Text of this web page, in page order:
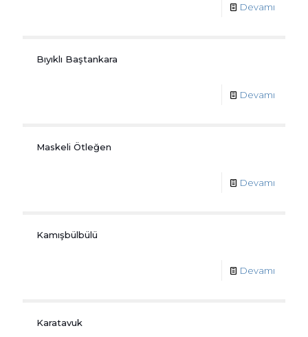
Devamı
Bıyıklı Baştankara
Devamı
Maskeli Ötleğen
Devamı
Kamışbülbülü
Devamı
Karatavuk